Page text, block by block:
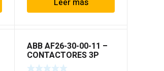
Leer más
ABB AF26-30-00-11 –
CONTACTORES 3P
TIPO AF